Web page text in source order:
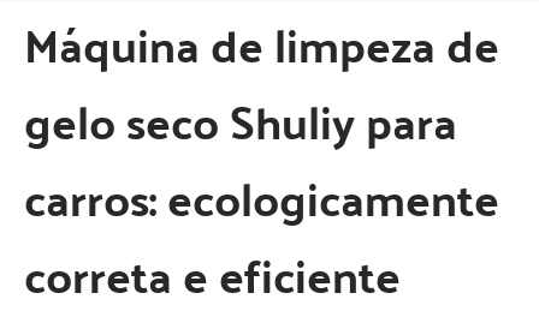
Máquina de limpeza de
gelo seco Shuliy para
carros: ecologicamente
correta e eficiente